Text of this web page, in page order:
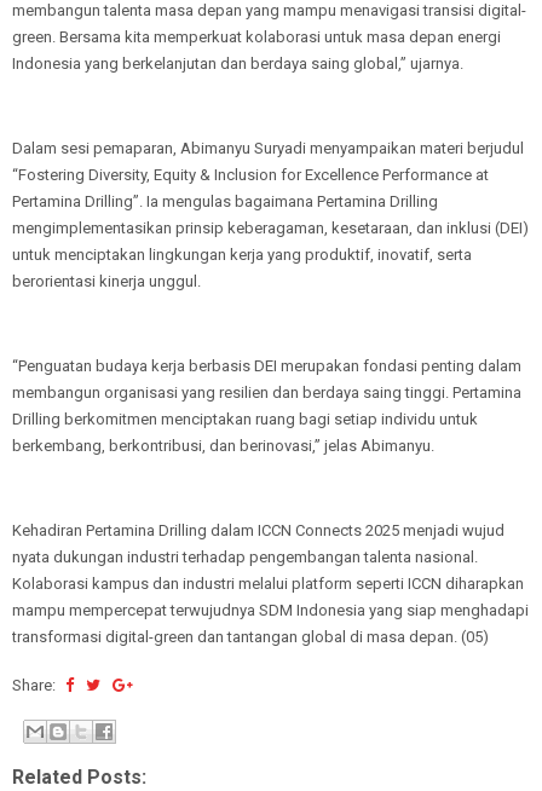
membangun talenta masa depan yang mampu menavigasi transisi digital-
green. Bersama kita memperkuat kolaborasi untuk masa depan energi
Indonesia yang berkelanjutan dan berdaya saing global,” ujarnya.
Dalam sesi pemaparan, Abimanyu Suryadi menyampaikan materi berjudul
“Fostering Diversity, Equity & Inclusion for Excellence Performance at
Pertamina Drilling”. Ia mengulas bagaimana Pertamina Drilling
mengimplementasikan prinsip keberagaman, kesetaraan, dan inklusi (DEI)
untuk menciptakan lingkungan kerja yang produktif, inovatif, serta
berorientasi kinerja unggul.
“Penguatan budaya kerja berbasis DEI merupakan fondasi penting dalam
membangun organisasi yang resilien dan berdaya saing tinggi. Pertamina
Drilling berkomitmen menciptakan ruang bagi setiap individu untuk
berkembang, berkontribusi, dan berinovasi,” jelas Abimanyu.
Kehadiran Pertamina Drilling dalam ICCN Connects 2025 menjadi wujud
nyata dukungan industri terhadap pengembangan talenta nasional.
Kolaborasi kampus dan industri melalui platform seperti ICCN diharapkan
mampu mempercepat terwujudnya SDM Indonesia yang siap menghadapi
transformasi digital-green dan tantangan global di masa depan. (05)
Share:
Related Posts: